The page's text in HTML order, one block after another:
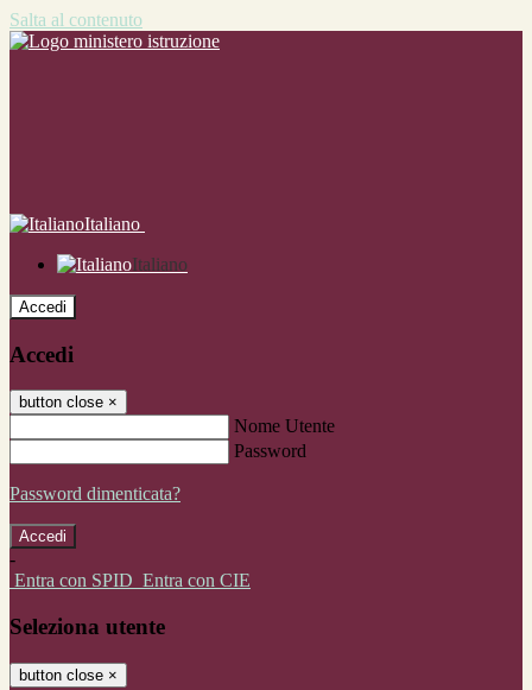
Salta al contenuto
Italiano
Italiano
Accedi
Accedi
button close ×
Nome Utente
Password
Password dimenticata?
-
Entra con SPID Entra con CIE
Seleziona utente
button close ×